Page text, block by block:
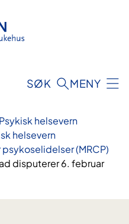
SØK MENY
Psykisk helsevern
helsevern
(MRCP)
disputerer 6. februar